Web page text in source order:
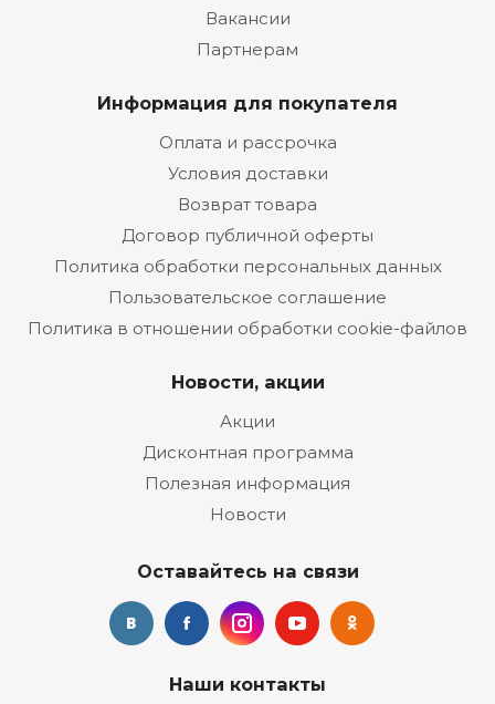
Вакансии
Партнерам
Информация для покупателя
Оплата и рассрочка
Условия доставки
Возврат товара
Договор публичной оферты
Политика обработки персональных данных
Пользовательское соглашение
Политика в отношении обработки cookie-файлов
Новости, акции
Акции
Дисконтная программа
Полезная информация
Новости
Оставайтесь на связи
Наши контакты